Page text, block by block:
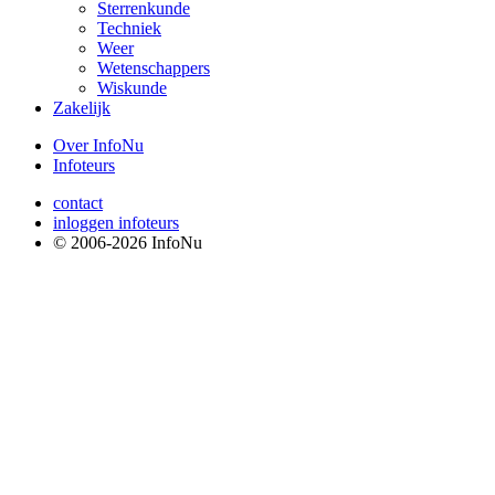
Sterrenkunde
Techniek
Weer
Wetenschappers
Wiskunde
Zakelijk
Over InfoNu
Infoteurs
contact
inloggen infoteurs
© 2006-2026 InfoNu